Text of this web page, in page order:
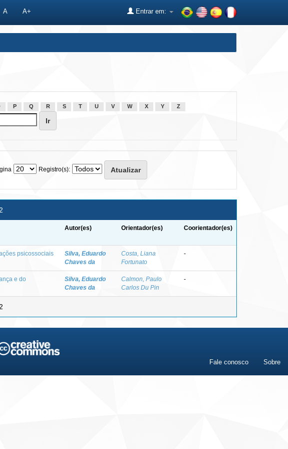
A A+ Entrar em:
P Q R S T U V W X Y Z
Registro(s):
Autor(es) Orientador(es) Coorientador(es)
psicossociais
Silva, Eduardo
Chaves da
Costa, Liana
Fortunato
-
e do
Silva, Eduardo
Chaves da
Calmon, Paulo
Carlos Du Pin
-
Fale conosco Sobre